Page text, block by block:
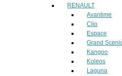
RENAULT
Avantime
Clio
Espace
Grand
Kangoo
Koleos
Laguna